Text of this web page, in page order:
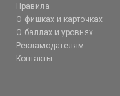
Правила
О фишках и карточках
О баллах и уровнях
Рекламодателям
Контакты